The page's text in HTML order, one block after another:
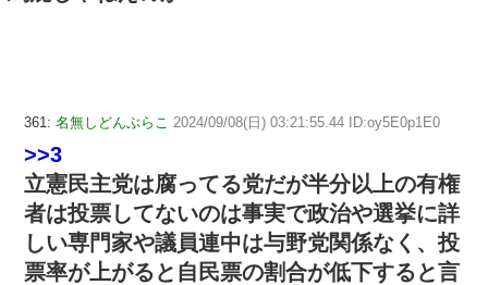
361: 名無しどんぶらこ 2024/09/08(日) 03:21:55.44 ID:oy5E0p1E0
>>3
立憲民主党は腐ってる党だが半分以上の有権
者は投票してないのは事実で政治や選挙に詳
しい専門家や議員連中は与野党関係なく、投
票率が上がると自民票の割合が低下すると言